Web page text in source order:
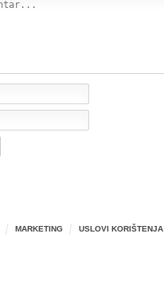
MARKETING USLOVI KORIŠTENJA